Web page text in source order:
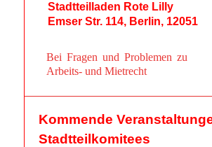
Bei Fragen und Problemen zu
Arbeits- und Mietrecht
Stadtteilladen Rote Lilly
Emser Str. 114, Berlin, 12051
Kommende
Stadtteilkomitees